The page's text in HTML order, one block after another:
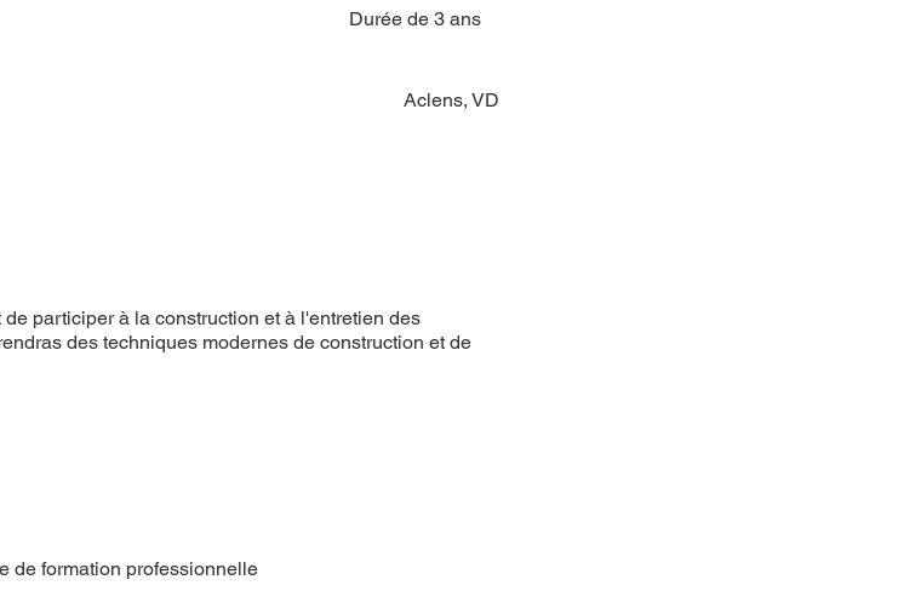
Durée de 3 ans
Aclens, VD
participer à la construction et à l'entretien des
des techniques modernes de construction et de
de formation professionnelle